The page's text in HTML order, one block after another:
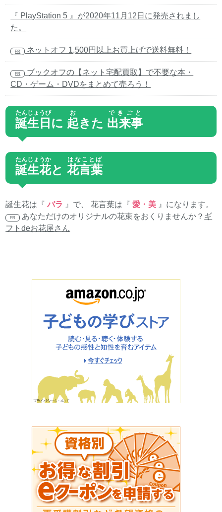
『 PlayStation 5 』が2020年11月12日に発売されまし
た。
PR ネットオフ 1,500円以上お買上げで送料無料！
PR
ブックオフの【ネット宅配買取】で不要な本・
CD・ゲーム・DVDをまとめて売ろう！
誕生日
たんじょうび
に 起
お
きた 出来事
できごと
誕生花
たんじょうか
と花言葉
はなことば
誕生花は『バラ 』で、 花言葉は『愛・美 』になります。
PR あなただけのオリジナルの花束をおくりませんか？ ギ
フトdeお花屋さん